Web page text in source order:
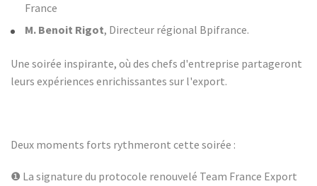
France
M. Benoit Rigot, Directeur régional Bpifrance.
Une soirée inspirante, où des chefs d'entreprise partageront
leurs expériences enrichissantes sur l'export.
Deux moments forts rythmeront cette soirée :
❶ La signature du protocole renouvelé Team France Export